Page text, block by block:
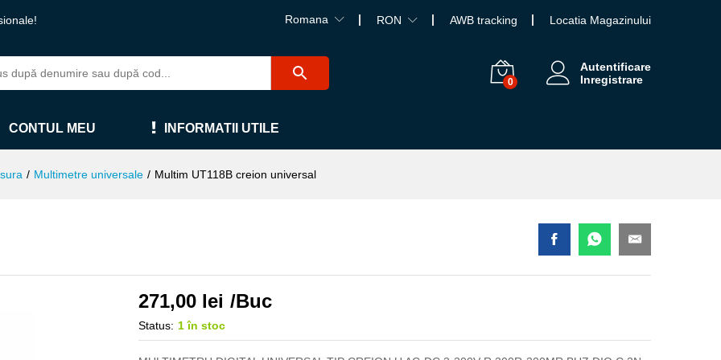
Romana RON AWB tracking Locatia Magazinului
0
Autentificare
Inregistrare
CONTUL MEU INFORMATII UTILE
/ Multimetre universale / Multim UT118B creion universal
271,00 lei /Buc
Status: 1 în stoc